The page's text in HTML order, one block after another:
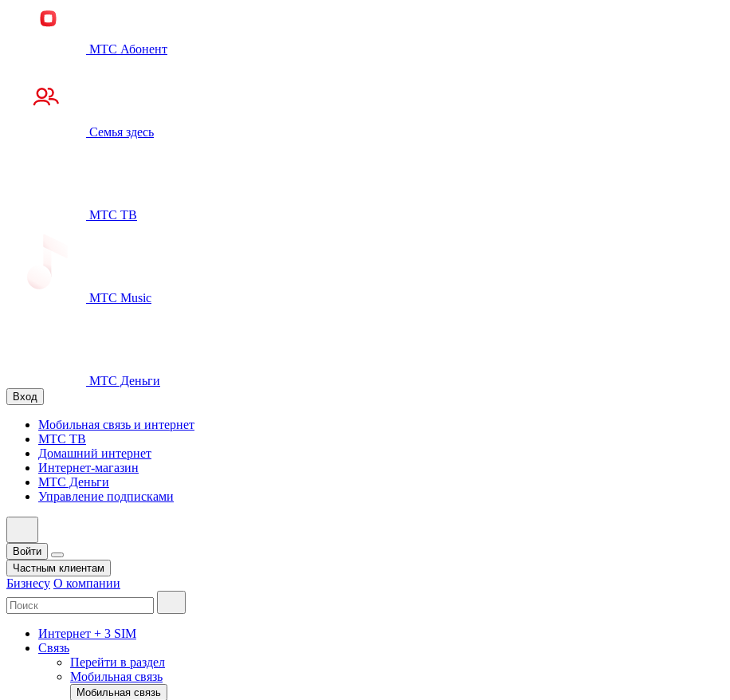
МТС Абонент
Семья здесь
МТС ТВ
МТС Music
МТС Деньги
Вход
Мобильная связь и интернет
МТС ТВ
Домашний интернет
Интернет-магазин
МТС Деньги
Управление подписками
Войти
Частным клиентам
Бизнесу О компании
Интернет + 3 SIM
Связь
Перейти в раздел
Мобильная связь
Мобильная связь